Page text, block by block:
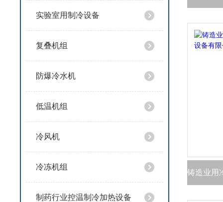
实验室用制冷设备
复叠机组
防爆冷水机
低温机组
冷风机
冷冻机组
制药行业控温制冷加热设备